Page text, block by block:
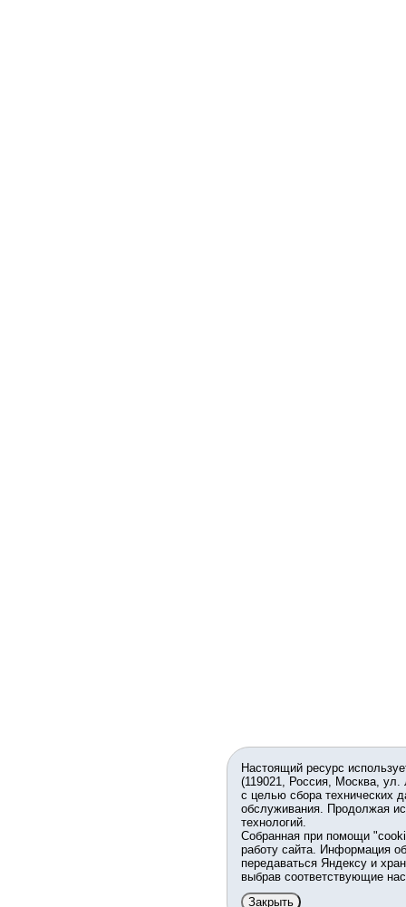
Настоящий ресурс
(119021, Россия, Москва,
с целью сбора технических
обслуживания. Продолжая
технологий.
Собранная при помощи
работу сайта. Информация
передаваться Яндексу и
выбрав соответствующие
Закрыть